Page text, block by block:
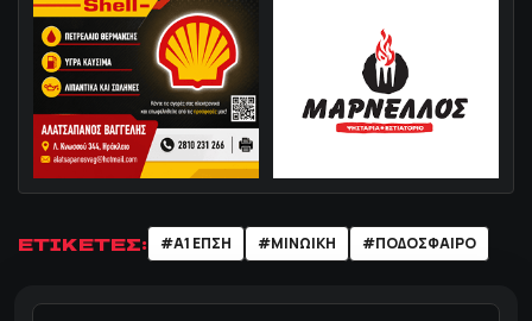
ΕΤΙΚΕΤΕΣ: #Α1 ΕΠΣΗ #ΜΙΝΩΙΚΗ #ΠΟΔΌΣΦΑΙΡΟ